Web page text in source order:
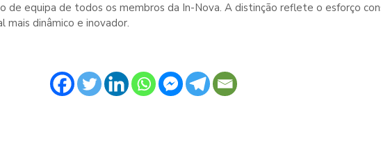
equipa de todos os membros da In-Nova. A distinção reflete o esforço
mais dinâmico e inovador.